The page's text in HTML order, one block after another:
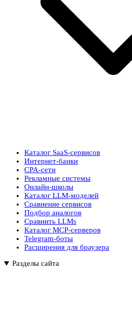
Каталог SaaS-сервисов
Интернет-банки
CPA-сети
Рекламные системы
Онлайн-школы
Каталог LLM-моделей
Сравнение сервисов
Подбор аналогов
Сравнить LLMs
Каталог MCP-серверов
Telegram-боты
Расширения для браузера
Разделы сайта